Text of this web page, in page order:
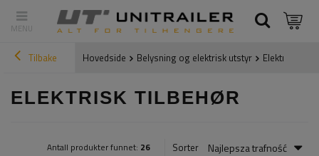
Tilbake Hovedside Belysning og elektrisk utstyr Elektrisk
ELEKTRISK TILBEHØR
Antall produkter funnet: 26 Sorter Najlepsza trafność